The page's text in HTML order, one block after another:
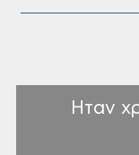
Ηταν